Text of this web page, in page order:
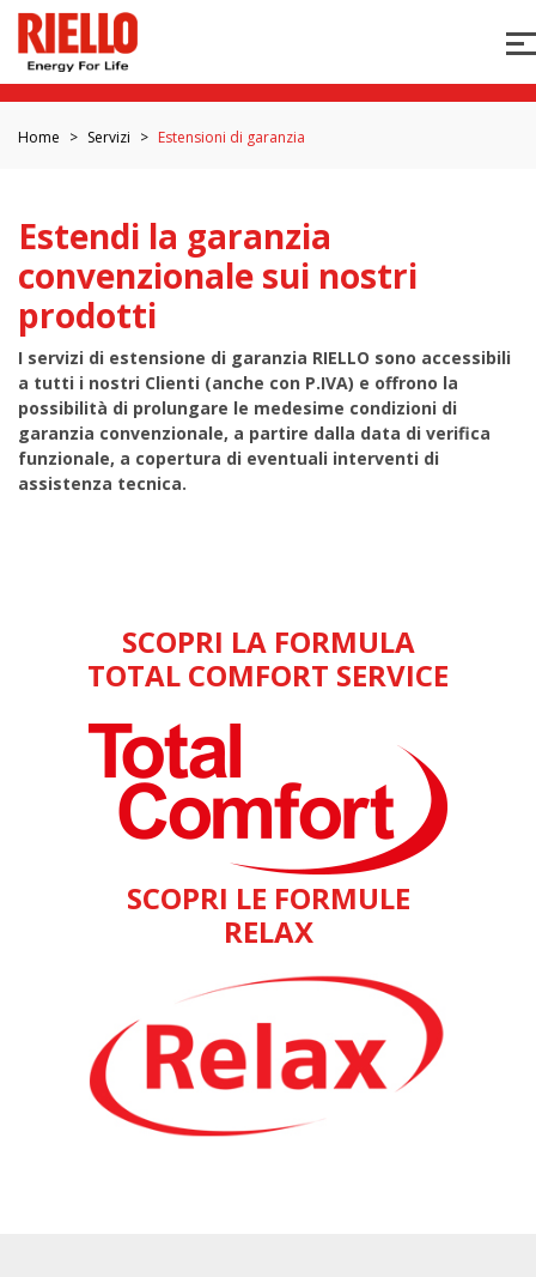
Home Servizi Estensioni di garanzia
Estendi la garanzia
convenzionale sui nostri
prodotti
I servizi di estensione di garanzia RIELLO sono accessibili
a tutti i nostri Clienti (anche con P.IVA) e offrono la
possibilità di prolungare le medesime condizioni di
garanzia convenzionale, a partire dalla data di verifica
funzionale, a copertura di eventuali interventi di
assistenza tecnica.
SCOPRI LA FORMULA
TOTAL COMFORT SERVICE
SCOPRI LE FORMULE
RELAX